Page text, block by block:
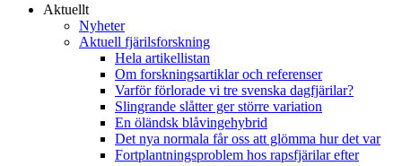
Aktuellt
Nyheter
Aktuell fjärilsforskning
Hela artikellistan
Om forskningsartiklar och referenser
Varför förlorade vi tre svenska dagfjärilar?
Slingrande slåtter ger större variation
En öländsk blåvingehybrid
Det nya normala får oss att glömma hur det var
Fortplantningsproblem hos rapsfjärilar efter